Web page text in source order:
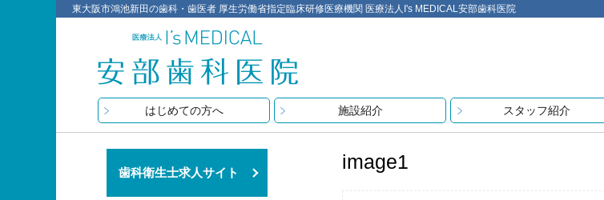
東大阪市鴻池新田の歯科・歯医者 厚生労働省指定臨床研修医療機関 医療法人I's MEDICAL安部歯科医院
はじめての方へ 施設紹介 スタッフ紹介
image1
歯科衛生士求人サイト